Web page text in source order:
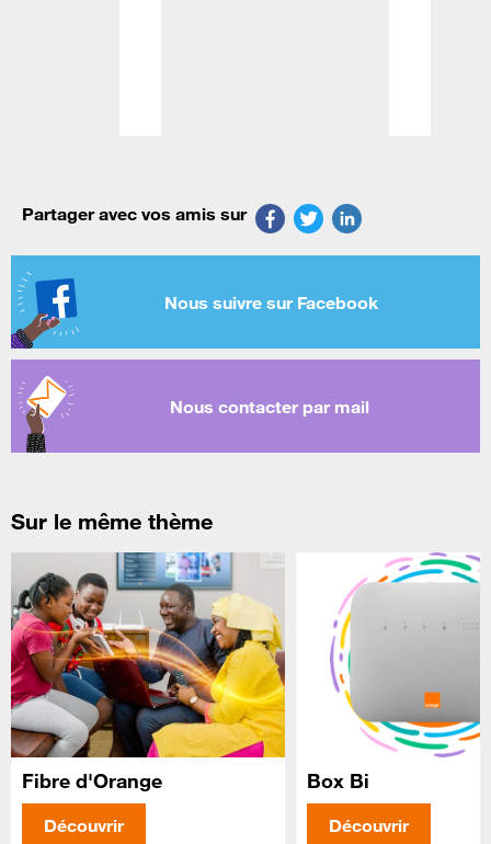
Partager avec vos amis sur
Nous suivre sur Facebook
Nous contacter par mail
Sur le même thème
Fibre d'Orange
Découvrir
Box Bi
Découvrir